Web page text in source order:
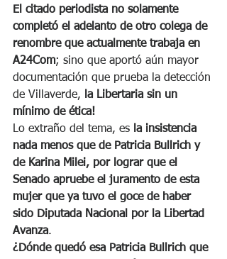
El citado periodista no solamente
completó el adelanto de otro colega de
renombre que actualmente trabaja en
A24Com; sino que aportó aún mayor
documentación que prueba la detección
de Villaverde,
la Libertaria sin un
mínimo de ética!
Lo extraño del tema, es la insistencia
nada menos que de Patricia Bullrich y
de Karina Milei, por lograr que el
Senado apruebe el juramento de esta
mujer que ya tuvo el goce de haber
sido Diputada Nacional por la Libertad
Avanza.
¿Dónde quedó esa Patricia Bullrich que